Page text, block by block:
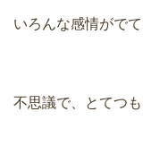
いろんな感情がで
不思議で、とてつ